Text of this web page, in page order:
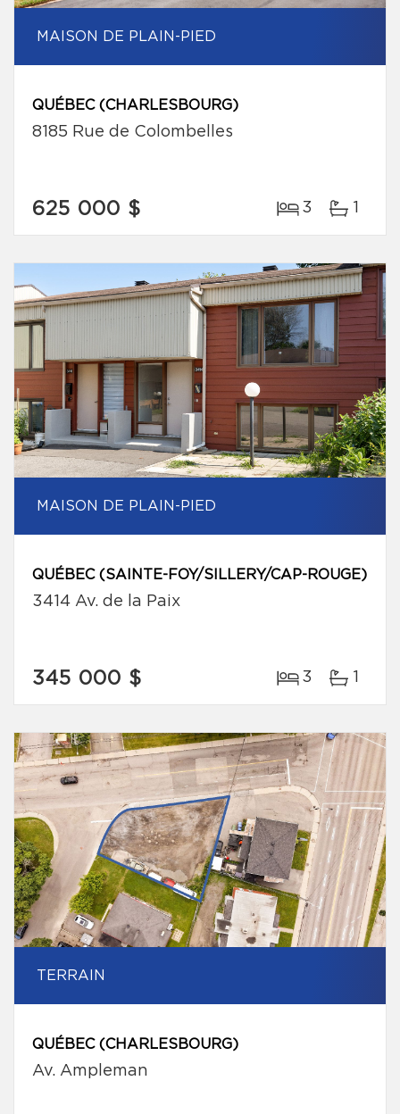
MAISON DE PLAIN-PIED
QUÉBEC (CHARLESBOURG)
8185 Rue de Colombelles
625 000 $ 3 1
MAISON DE PLAIN-PIED
QUÉBEC (SAINTE-FOY/SILLERY/CAP-ROUGE)
3414 Av. de la Paix
345 000 $ 3 1
TERRAIN
QUÉBEC (CHARLESBOURG)
Av. Ampleman